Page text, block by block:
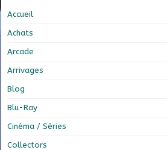
Accueil
Achats
Arcade
Arrivages
Blog
Blu-Ray
Cinéma / Séries
Collectors